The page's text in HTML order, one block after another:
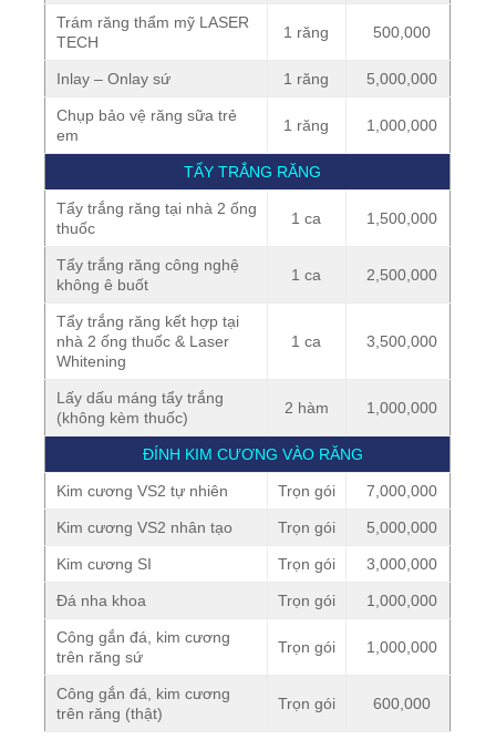
Trám răng thẩm mỹ LASER
TECH
1 răng 500,000
Inlay – Onlay sứ 1 răng 5,000,000
Chụp bảo vệ răng sữa trẻ
em
1 răng 1,000,000
TẨY TRẮNG RĂNG
Tẩy trắng răng tại nhà 2 ống
thuốc
1 ca 1,500,000
Tẩy trắng răng công nghệ
không ê buốt
1 ca 2,500,000
Tẩy trắng răng kết hợp tại
nhà 2 ống thuốc & Laser
Whitening
1 ca 3,500,000
Lấy dấu máng tẩy trắng
(không kèm thuốc)
2 hàm 1,000,000
ĐÍNH KIM CƯƠNG VÀO RĂNG
Kim cương VS2 tự nhiên Trọn gói 7,000,000
Kim cương VS2 nhân tạo Trọn gói 5,000,000
Kim cương SI Trọn gói 3,000,000
Đá nha khoa Trọn gói 1,000,000
Công gắn đá, kim cương
trên răng sứ
Trọn gói 1,000,000
Công gắn đá, kim cương
trên răng (thật)
Trọn gói 600,000